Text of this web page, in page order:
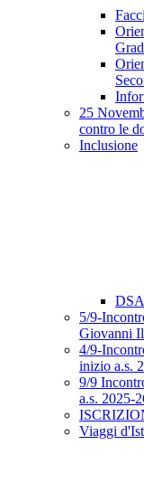
25
contro le
Inclusione
5/9-
Giovanni
4/9-
inizio a.s.
9/9
a.s. 2025-
Viaggi